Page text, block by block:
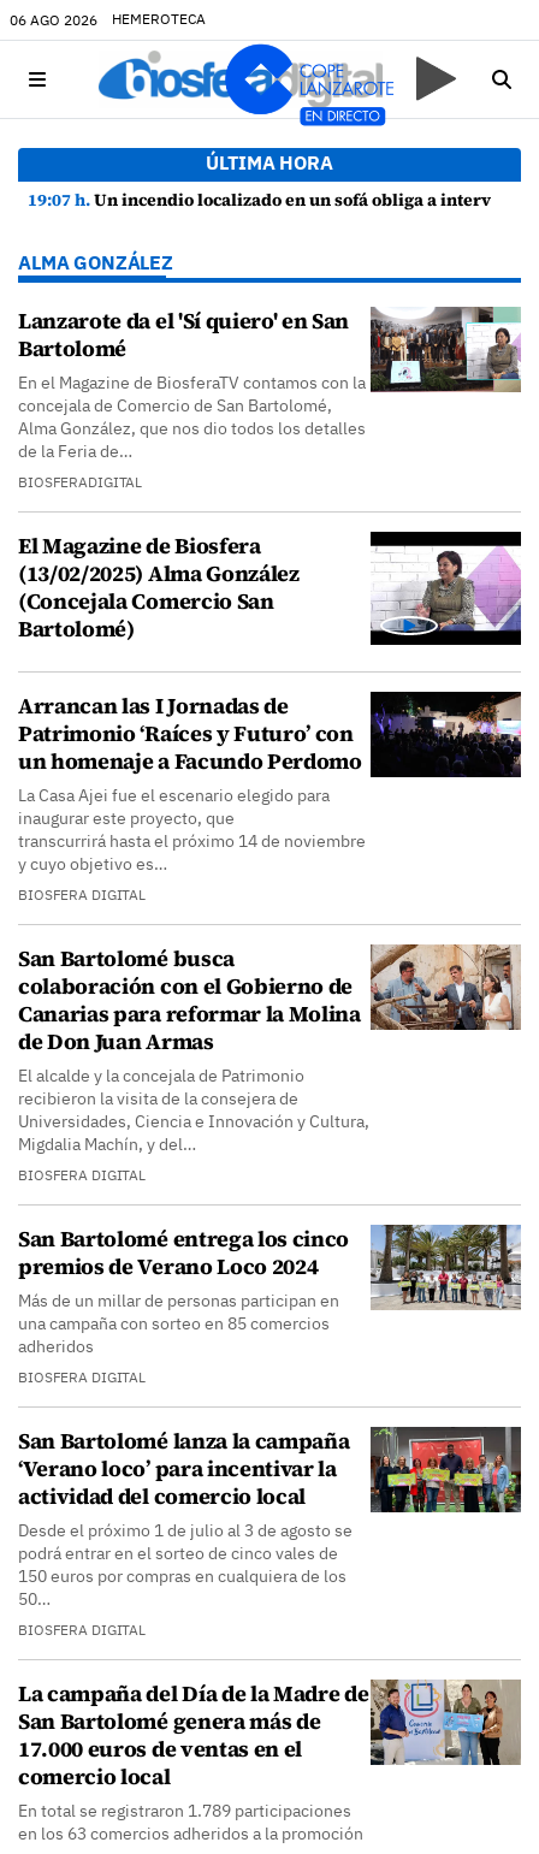
06 AGO 2026 HEMEROTECA
ÚLTIMA HORA
19:07 h.Un incendio localizado en un sofá obliga a intervenir en una vivienda de Playa Honda
ALMA GONZÁLEZ
Lanzarote da el 'Sí quiero' en San
Bartolomé
En el Magazine de BiosferaTV contamos con la
concejala de Comercio de San Bartolomé,
Alma González, que nos dio todos los detalles
de la Feria de…
BIOSFERADIGITAL
El Magazine de Biosfera
(13/02/2025) Alma González
(Concejala Comercio San
Bartolomé)
Arrancan las I Jornadas de
Patrimonio ‘Raíces y Futuro’ con
un homenaje a Facundo Perdomo
La Casa Ajei fue el escenario elegido para
inaugurar este proyecto, que
transcurrirá hasta el próximo 14 de noviembre
y cuyo objetivo es…
BIOSFERA DIGITAL
San Bartolomé busca
colaboración con el Gobierno de
Canarias para reformar la Molina
de Don Juan Armas
El alcalde y la concejala de Patrimonio
recibieron la visita de la consejera de
Universidades, Ciencia e Innovación y Cultura,
Migdalia Machín, y del…
BIOSFERA DIGITAL
San Bartolomé entrega los cinco
premios de Verano Loco 2024
Más de un millar de personas participan en
una campaña con sorteo en 85 comercios
adheridos
BIOSFERA DIGITAL
San Bartolomé lanza la campaña
‘Verano loco’ para incentivar la
actividad del comercio local
Desde el próximo 1 de julio al 3 de agosto se
podrá entrar en el sorteo de cinco vales de
150 euros por compras en cualquiera de los
50…
BIOSFERA DIGITAL
La campaña del Día de la Madre de
San Bartolomé genera más de
17.000 euros de ventas en el
comercio local
En total se registraron 1.789 participaciones
en los 63 comercios adheridos a la promoción